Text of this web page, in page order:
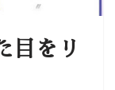
目をリ